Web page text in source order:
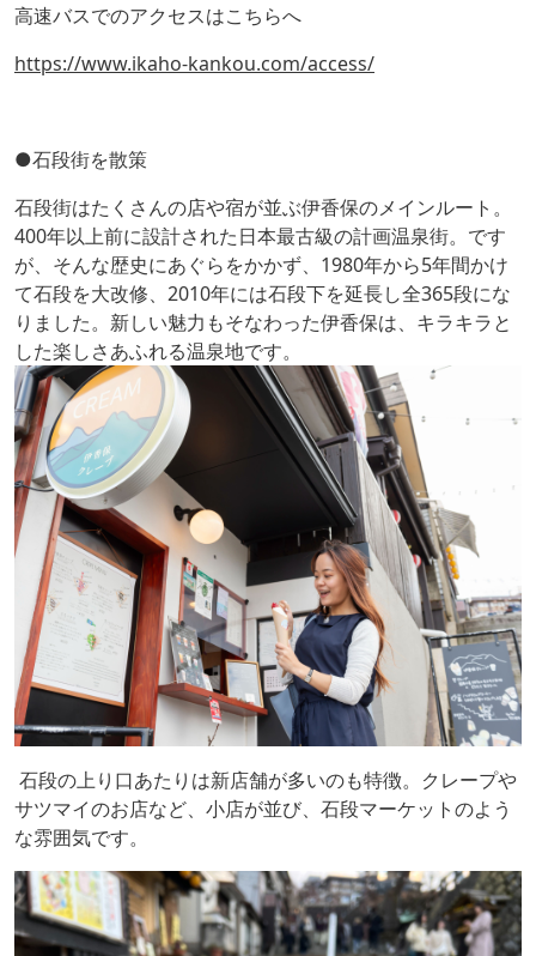
高速バスでのアクセスはこちらへ
https://www.ikaho-kankou.com/access/
●石段街を散策
石段街はたくさんの店や宿が並ぶ伊香保のメインルート。
400年以上前に設計された日本最古級の計画温泉街。です
が、そんな歴史にあぐらをかかず、1980年から5年間かけ
て石段を大改修、2010年には石段下を延長し全365段にな
りました。新しい魅力もそなわった伊香保は、キラキラと
した楽しさあふれる温泉地です。
石段の上り口あたりは新店舗が多いのも特徴。クレープや
サツマイのお店など、小店が並び、石段マーケットのよう
な雰囲気です。